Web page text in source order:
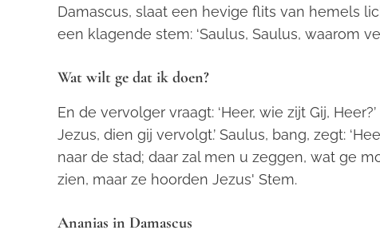
Damascus, slaat een hevige flits van hemels
een klagende stem: ‘Saulus, Saulus, waarom
Wat wilt ge dat ik doen?
En de vervolger vraagt: ‘Heer, wie zijt Gij,
Jezus, dien gij vervolgt.’ Saulus, bang, zegt:
naar de stad; daar zal men u zeggen, wat ge
zien, maar ze hoorden Jezus' Stem.
Ananias in Damascus